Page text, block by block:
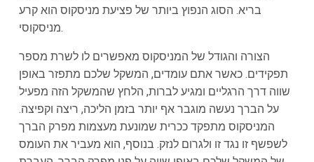
בריא. הסוג הנפוץ ביותר של פציעת מניסקוס הוא קרע
מניסקוסי.
הצורה והגודל של המניסקוס מאפשרים לו לשרת מספר
תפקידים. כאשר אתם עומדים, המשקל שלכם מתפזר באופן
שווה דרך הרגליים ומגיע לברות, הלחץ שהמשקל הזה מפעיל
על הברך נעשה מוגבר אף יותר בזמן הליכה, ריצה וקפיצה.
המניסקוס מתפקד ככרית שמונעת מעצמות מפרק הברך
לשפשף זו נגד זו ולגרום לנזק. בנוסף, הוא מעביר את העומס